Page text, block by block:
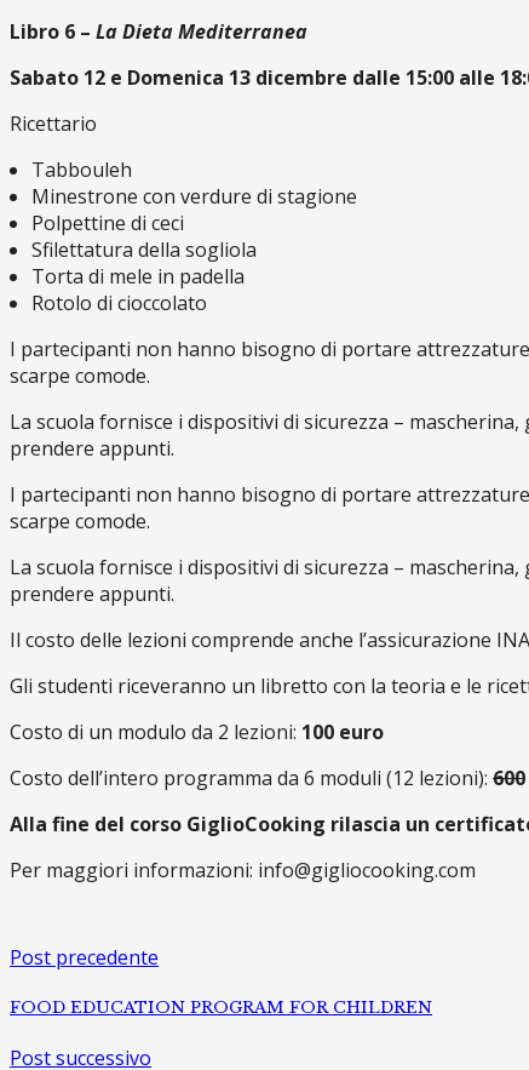
Libro 6 – La Dieta Mediterranea
Sabato 12 e Domenica 13 dicembre dalle 15:00 alle
Ricettario
Tabbouleh
Minestrone con verdure di stagione
Polpettine di ceci
Sfilettatura della sogliola
Torta di mele in padella
Rotolo di cioccolato
I partecipanti non hanno bisogno di portare
scarpe comode.
La scuola fornisce i dispositivi di sicurezza –
prendere appunti.
I partecipanti non hanno bisogno di portare
scarpe comode.
La scuola fornisce i dispositivi di sicurezza –
prendere appunti.
Il costo delle lezioni comprende anche l’assicurazione
Gli studenti riceveranno un libretto con la teoria e le
Costo di un modulo da 2 lezioni: 100 euro
Costo dell’intero programma da 6 moduli (12 lezioni): 600
Alla fine del corso GiglioCooking rilascia un
Per maggiori informazioni: info@gigliocooking.com
Post precedente
FOOD EDUCATION PROGRAM FOR CHILDREN
Post successivo